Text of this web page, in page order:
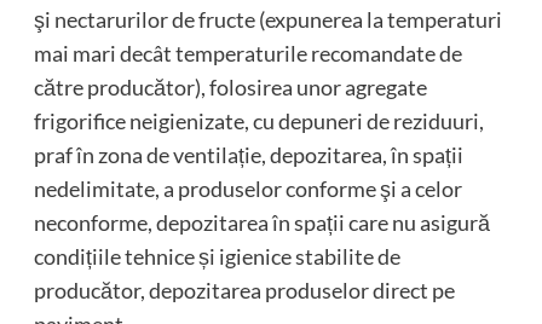
şi nectarurilor de fructe (expunerea la temperaturi
mai mari decât temperaturile recomandate de
către producător), folosirea unor agregate
frigorifice neigienizate, cu depuneri de reziduuri,
praf în zona de ventilație, depozitarea, în spații
nedelimitate, a produselor conforme şi a celor
neconforme, depozitarea în spații care nu asigură
condițiile tehnice și igienice stabilite de
producător, depozitarea produselor direct pe